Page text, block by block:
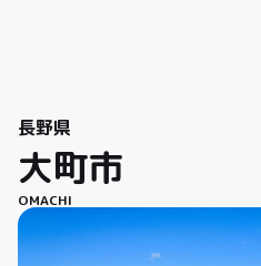
長野県
大町市
OMACHI